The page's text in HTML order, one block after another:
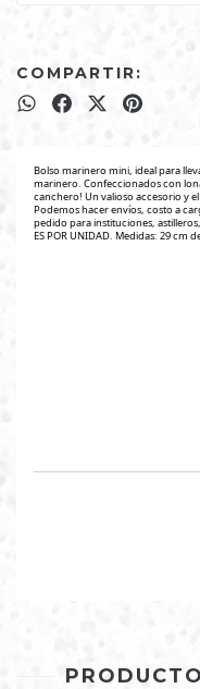
COMPARTIR:
Bolso marinero mini, ideal para
marinero. Confeccionados con
canchero! Un valioso accesorio y
Podemos hacer envíos, costo a
pedido para instituciones,
ES POR UNIDAD. Medidas: 29 cm